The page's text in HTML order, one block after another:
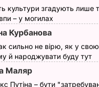
культури згадують лише
– у могилах
Курбанова
сильно не вірю, як у свою
й народжувати буду тут
Маляр
Путіна – бути